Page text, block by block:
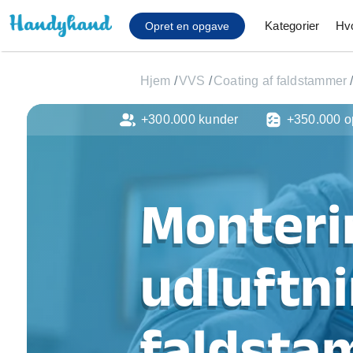
Opret en opgave Kategorier
Affaldsfjernelse
Cykel reparation
Flyttehjælp
Gulvlaminering
Hårde hvidevare
Hjælp til mobil, pc,
Installation af ildsted
Møbelsamling og
Ophængning af
Hjem /VVS /Coating af faldstammer /
+300.000 kunder +350.000